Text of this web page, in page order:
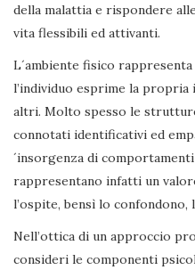
della malattia e rispondere
vita flessibili ed attivanti.
L´ambiente fisico
l’individuo esprime la
altri. Molto spesso le
connotati identificativi ed
´insorgenza di
rappresentano infatti un
l’ospite, bensì lo confondono,
Nell’ottica di un approccio
consideri le componenti